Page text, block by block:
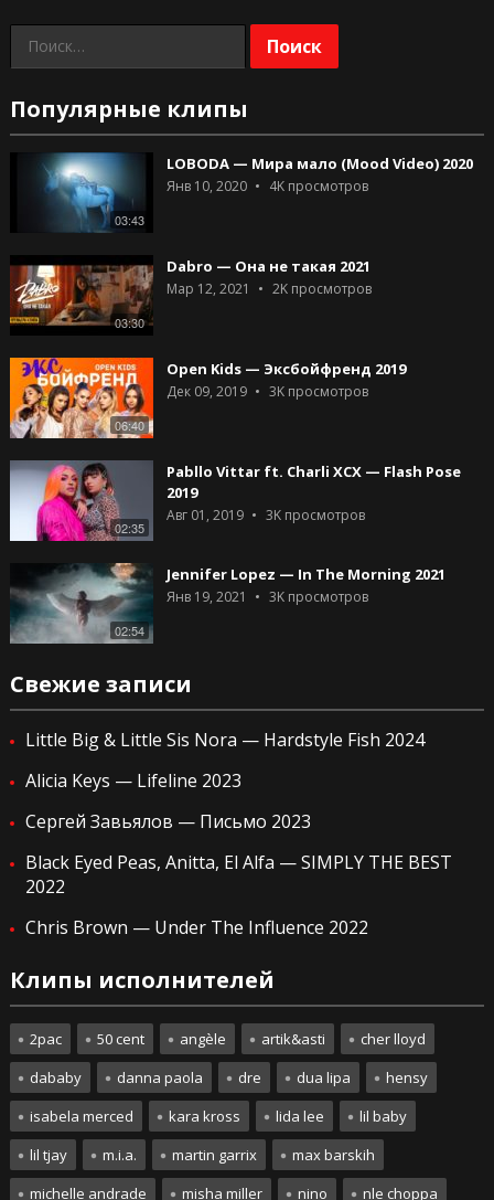
Найти:
Популярные клипы
03:43
LOBODA — Мира мало (Mood Video) 2020
Янв 10, 2020 4Kпросмотров
03:30
Dabro — Она не такая 2021
Мар 12, 2021 2Kпросмотров
06:40
Open Kids — Эксбойфренд 2019
Дек 09, 2019 3Kпросмотров
02:35
Pabllo Vittar ft. Charli XCX — Flash Pose
2019
Авг 01, 2019 3Kпросмотров
02:54
Jennifer Lopez — In The Morning 2021
Янв 19, 2021 3Kпросмотров
Свежие записи
Little Big & Little Sis Nora — Hardstyle Fish 2024
Alicia Keys — Lifeline 2023
Сергей Завьялов — Письмо 2023
Black Eyed Peas, Anitta, El Alfa — SIMPLY THE BEST
2022
Chris Brown — Under The Influence 2022
Клипы исполнителей
2pac 50 cent angèle artik&asti
cher lloyd
dababy
danna paola dre dua lipa
hensy
isabela merced
kara kross lida lee
lil baby
lil tjay
m.i.a. martin garrix
max barskih
michelle andrade
misha miller nino nle choppa